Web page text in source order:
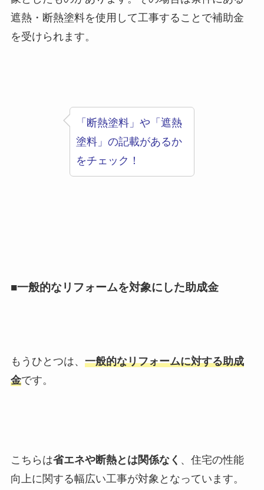
遮熱・断熱塗料を使用して工事することで補助金
を受けられます。
「断熱塗料」や「遮熱
塗料」の記載があるか
をチェック！
■一般的なリフォームを対象にした助成金
もうひとつは、 一般的なリフォームに対する助成
金です。
こちらは省エネや断熱とは関係なく 、住宅の性能
向上に関する幅広い工事が対象となっています。